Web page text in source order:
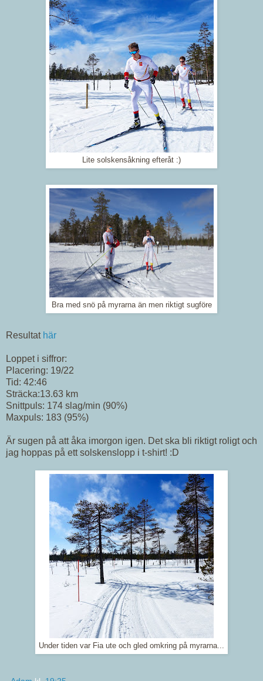
Lite solskensåkning efteråt :)
Bra med snö på myrarna än men riktigt sugföre
Resultat här
Loppet i siffror:
Placering: 19/22
Tid: 42:46
Sträcka:13.63 km
Snittpuls: 174 slag/min (90%)
Maxpuls: 183 (95%)
Är sugen på att åka imorgon igen. Det ska bli riktigt roligt och
jag hoppas på ett solskenslopp i t-shirt! :D
Under tiden var Fia ute och gled omkring på myrarna...